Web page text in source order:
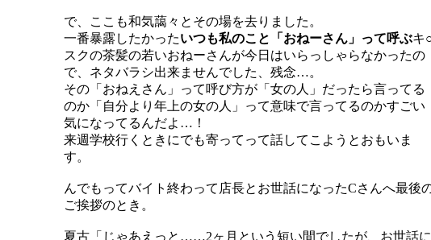
で、ここも和気藹々とその場を去りました。
一番暴露したかったいつも私のこと「おねーさん」って呼ぶキ
スクの茶髪の若いおねーさんが今日はいらっしゃらなかったの
で、ネタバラシ出来ませんでした、残念…。
その「おねえさん」って呼び方が「女の人」だったら言ってる
のか「自分より年上の女の人」って意味で言ってるのかすごい
気になってるんだよ…！
来週学校行くときにでも寄ってって話してこようとおもいま
す。
んでもってバイト終わって店長とお世話になったCさんへ最後
ご挨拶のとき。
夏古「じゃあえっと……2ヶ月という短い間でしたが、お世話に